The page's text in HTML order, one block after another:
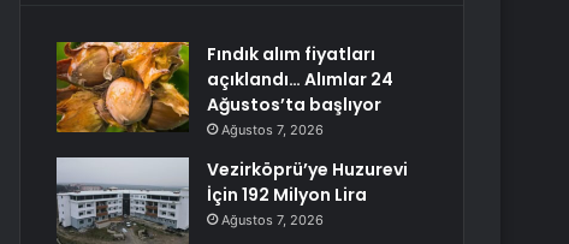
Fındık alım fiyatları
açıklandı… Alımlar 24
Ağustos’ta başlıyor
Ağustos 7, 2026
Vezirköprü’ye Huzurevi
İçin 192 Milyon Lira
Ağustos 7, 2026